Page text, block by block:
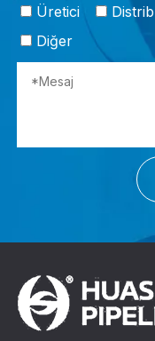
Üretici
Diğer